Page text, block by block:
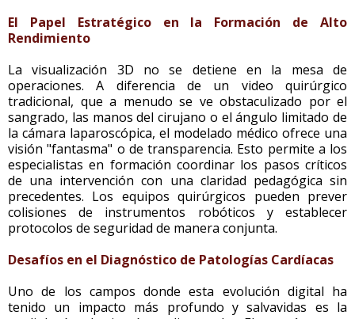
El Papel Estratégico en la Formación de Alto
Rendimiento
La visualización 3D no se detiene en la mesa de
operaciones. A diferencia de un video quirúrgico
tradicional, que a menudo se ve obstaculizado por el
sangrado, las manos del cirujano o el ángulo limitado de
la cámara laparoscópica, el modelado médico ofrece una
visión "fantasma" o de transparencia. Esto permite a los
especialistas en formación coordinar los pasos críticos
de una intervención con una claridad pedagógica sin
precedentes. Los equipos quirúrgicos pueden prever
colisiones de instrumentos robóticos y establecer
protocolos de seguridad de manera conjunta.
Desafíos en el Diagnóstico de Patologías Cardíacas
Uno de los campos donde esta evolución digital ha
tenido un impacto más profundo y salvavidas es la